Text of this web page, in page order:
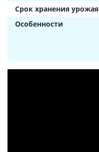
Срок хранения урожая
Особенности